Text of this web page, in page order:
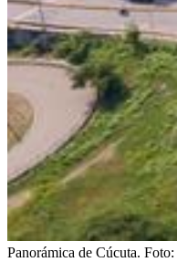
Panorámica de Cúcuta. Foto: